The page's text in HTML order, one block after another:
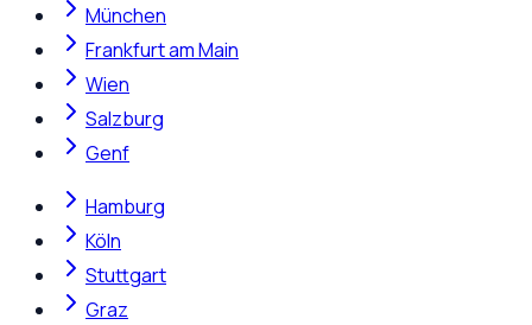
München
Frankfurt am Main
Wien
Salzburg
Genf
Hamburg
Köln
Stuttgart
Graz